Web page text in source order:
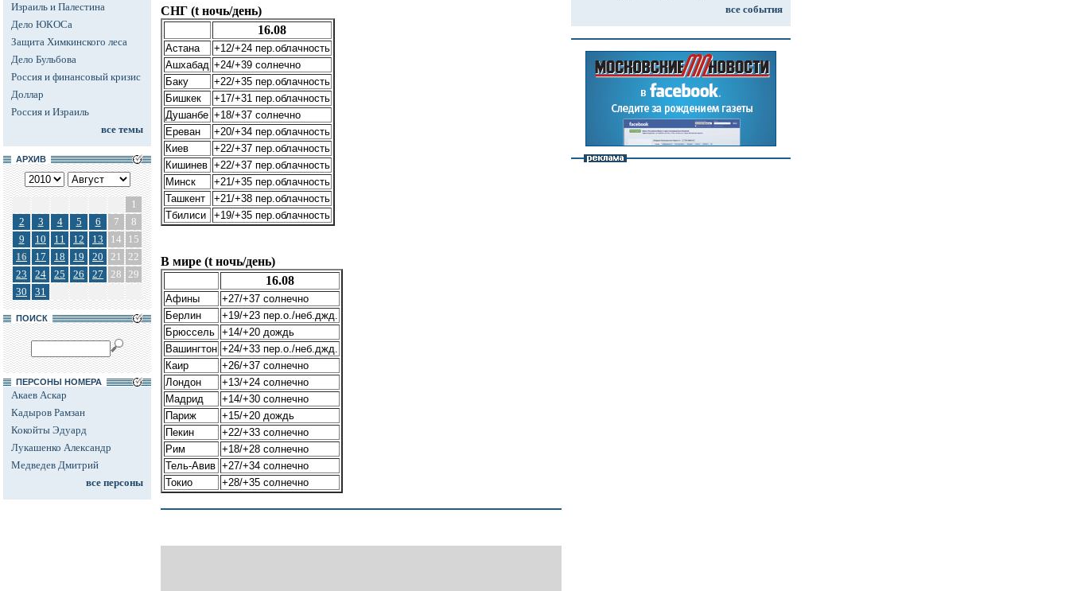
Израиль и Палестина
Дело ЮКОСа
Защита Химкинского леса
Дело Бульбова
Россия и финансовый кризис
Доллар
Россия и Израиль
все темы
АРХИВ
1
2
3 4 5 6 7
8
9
10 11 12 13 14
15
16
17 18 19 20 21
22
23
24 25 26 27 28 29
30
31
ПОИСК
ПЕРСОНЫ НОМЕРА
Акаев Аскар
Кадыров Рамзан
Кокойты Эдуард
Лукашенко Александр
Медведев Дмитрий
все персоны
СНГ (t ночь/день)
16.08
Астана
+12/+24 пер.облачность
Ашхабад +24/+39 солнечно
Баку
+22/+35 пер.облачность
Бишкек
+17/+31 пер.облачность
Душанбе +18/+37 солнечно
Ереван
+20/+34 пер.облачность
Киев
+22/+37 пер.облачность
Кишинев +22/+37 пер.облачность
Минск
+21/+35 пер.облачность
Ташкент
+21/+38 пер.облачность
Тбилиси
+19/+35 пер.облачность
В мире (t ночь/день)
16.08
Афины
+27/+37 солнечно
Берлин
+19/+23 пер.о./неб.джд.
Брюссель +14/+20 дождь
Вашингтон +24/+33 пер.о./неб.джд.
Каир
+26/+37 солнечно
Лондон
+13/+24 солнечно
Мадрид
+14/+30 солнечно
Париж
+15/+20 дождь
Пекин
+22/+33 солнечно
Рим
+18/+28 солнечно
Тель-Авив +27/+34 солнечно
Токио
+28/+35 солнечно
все события